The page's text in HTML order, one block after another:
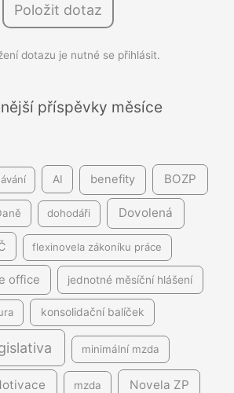
Položit dotaz
dotazu je nutné se přihlásit.
příspěvky měsíce
AI benefity BOZP
dohodáři Dovolená
flexinovela zákoníku práce
office jednotné měsíční hlášení
konsolidační balíček
minimální mzda
mzda Novela ZP